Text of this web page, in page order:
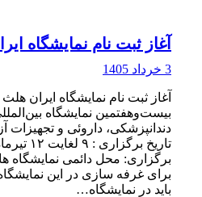
آغاز ثبت نام نمایشگاه ایران
3 خرداد 1405
بیست‌و‌هفتمین نمایشگاه
دندانپزشکی، داروئی و تجهیزات
برگزاری: محل دائمی نمایشگاه
برای غرفه سازی در این
باید در نمایشگاه…